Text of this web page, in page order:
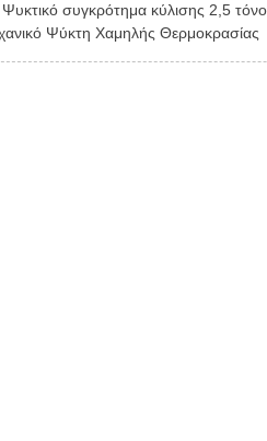
Ψυκτικό συγκρότημα κύλισης 2,5
Ψύκτη Χαμηλής Θερμοκρασίας